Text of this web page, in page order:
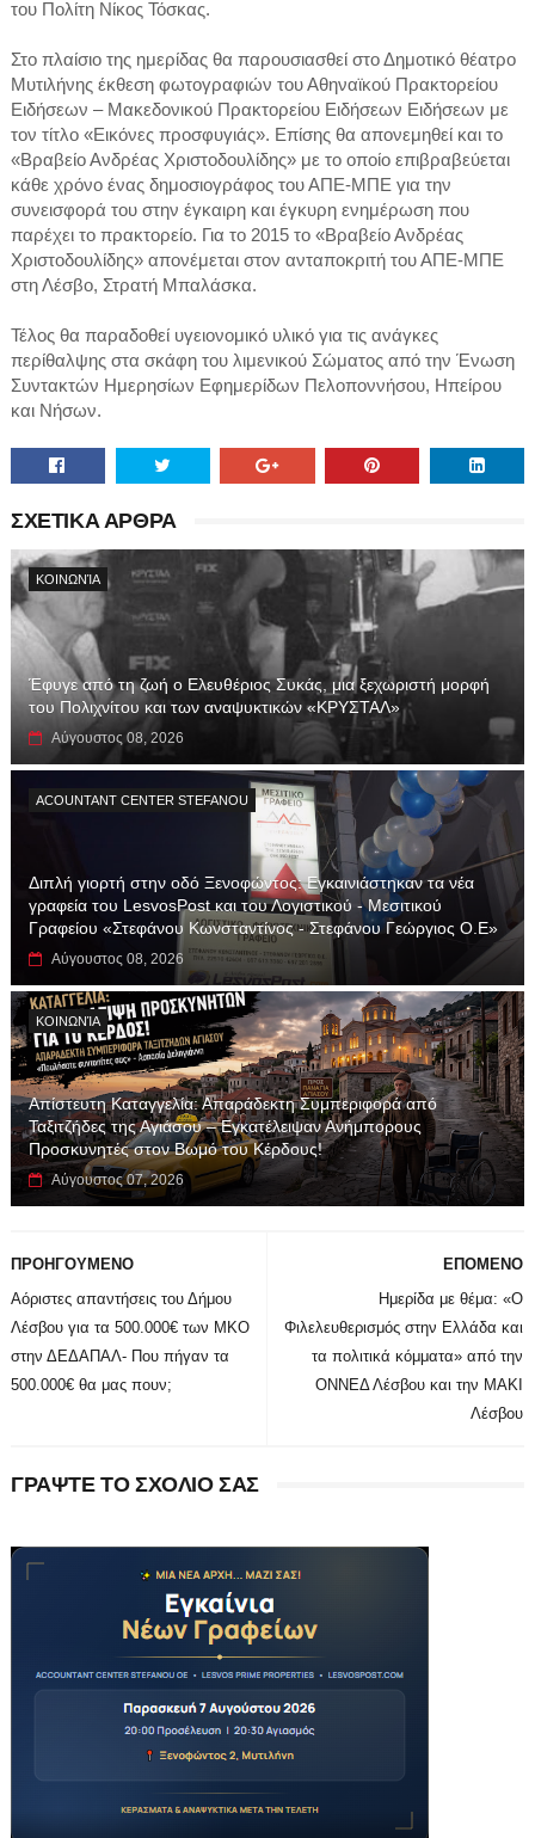
του Πολίτη Νίκος Τόσκας.
Στο πλαίσιο της ημερίδας θα παρουσιασθεί στο Δημοτικό θέατρο
Μυτιλήνης έκθεση φωτογραφιών του Αθηναϊκού Πρακτορείου
Ειδήσεων – Μακεδονικού Πρακτορείου Ειδήσεων Ειδήσεων με
τον τίτλο «Εικόνες προσφυγιάς». Επίσης θα απονεμηθεί και το
«Βραβείο Ανδρέας Χριστοδουλίδης» με το οποίο επιβραβεύεται
κάθε χρόνο ένας δημοσιογράφος του ΑΠΕ-ΜΠΕ για την
συνεισφορά του στην έγκαιρη και έγκυρη ενημέρωση που
παρέχει το πρακτορείο. Για το 2015 το «Βραβείο Ανδρέας
Χριστοδουλίδης» απονέμεται στον ανταποκριτή του ΑΠΕ-ΜΠΕ
στη Λέσβο, Στρατή Μπαλάσκα.
Τέλος θα παραδοθεί υγειονομικό υλικό για τις ανάγκες
περίθαλψης στα σκάφη του λιμενικού Σώματος από την Ένωση
Συντακτών Ημερησίων Εφημερίδων Πελοποννήσου, Ηπείρου
και Νήσων.
ΣΧΕΤΙΚΑ ΑΡΘΡΑ
ΚΟΙΝΩΝΊΑ
Έφυγε από τη ζωή ο Ελευθέριος Συκάς, μια ξεχωριστή μορφή
του Πολιχνίτου και των αναψυκτικών «ΚΡΥΣΤΑΛ»
Αύγουστος 08, 2026
ACOUNTANT CENTER STEFANOU
Διπλή γιορτή στην οδό Ξενοφώντος: Εγκαινιάστηκαν τα νέα
γραφεία του LesvosPost και του Λογιστικού - Μεσιτικού
Γραφείου «Στεφάνου Κωνσταντίνος - Στεφάνου Γεώργιος Ο.Ε»
Αύγουστος 08, 2026
ΚΟΙΝΩΝΊΑ
Απίστευτη Καταγγελία: Απαράδεκτη Συμπεριφορά από
Ταξιτζήδες της Αγιάσου – Εγκατέλειψαν Ανήμπορους
Προσκυνητές στον Βωμό του Κέρδους!
Αύγουστος 07, 2026
ΕΠΟΜΕΝΟ
Ημερίδα με θέμα: «Ο
Φιλελευθερισμός στην Ελλάδα και
τα πολιτικά κόμματα» από την
ΟΝΝΕΔ Λέσβου και την ΜΑΚΙ
Λέσβου
ΠΡΟΗΓΟΥΜΕΝΟ
Αόριστες απαντήσεις του Δήμου
Λέσβου για τα 500.000€ των ΜΚΟ
στην ΔΕΔΑΠΑΛ- Που πήγαν τα
500.000€ θα μας πουν;
ΓΡΑΨΤΕ ΤΟ ΣΧΟΛΙΟ ΣΑΣ